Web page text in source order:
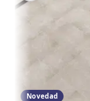
Novedad